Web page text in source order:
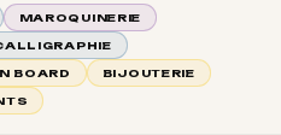
MAROQUINERIE
BOARD BIJOUTERIE